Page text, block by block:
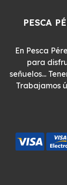
PESCA
En Pesca
para
señuelos...
Trabajamos